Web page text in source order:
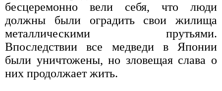
бесцеремонно вели себя, что люди
должны были оградить свои жилища
металлическими прутьями.
Впоследствии все медведи в Японии
были уничтожены, но зловещая слава о
них продолжает жить.